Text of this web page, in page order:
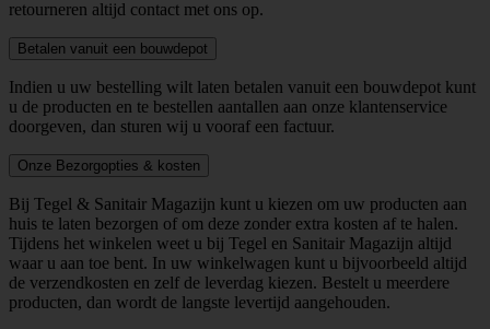
retourneren altijd contact met ons op.
Betalen vanuit een bouwdepot
Indien u uw bestelling wilt laten betalen vanuit een bouwdepot kunt
u de producten en te bestellen aantallen aan onze klantenservice
doorgeven, dan sturen wij u vooraf een factuur.
Onze Bezorgopties & kosten
Bij Tegel & Sanitair Magazijn kunt u kiezen om uw producten aan
huis te laten bezorgen of om deze zonder extra kosten af te halen.
Tijdens het winkelen weet u bij Tegel en Sanitair Magazijn altijd
waar u aan toe bent. In uw winkelwagen kunt u bijvoorbeeld altijd
de verzendkosten en zelf de leverdag kiezen. Bestelt u meerdere
producten, dan wordt de langste levertijd aangehouden.